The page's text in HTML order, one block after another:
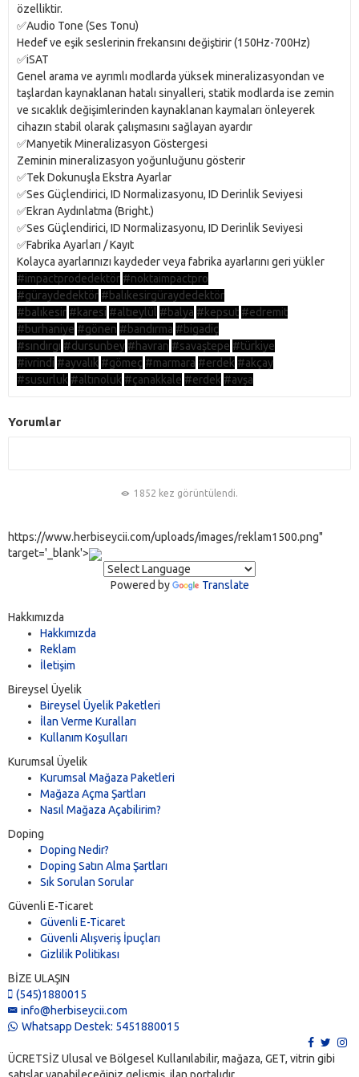
özelliktir.
✅Audio Tone (Ses Tonu)
Hedef ve eşik seslerinin frekansını değiştirir (150Hz-700Hz)
✅iSAT
Genel arama ve ayrımlı modlarda yüksek mineralizasyondan ve
taşlardan kaynaklanan hatalı sinyalleri, statik modlarda ise zemin
ve sıcaklık değişimlerinden kaynaklanan kaymaları önleyerek
cihazın stabil olarak çalışmasını sağlayan ayardır
✅Manyetik Mineralizasyon Göstergesi
Zeminin mineralizasyon yoğunluğunu gösterir
✅Tek Dokunuşla Ekstra Ayarlar
✅Ses Güçlendirici, ID Normalizasyonu, ID Derinlik Seviyesi
✅Ekran Aydınlatma (Bright.)
✅Ses Güçlendirici, ID Normalizasyonu, ID Derinlik Seviyesi
✅Fabrika Ayarları / Kayıt
Kolayca ayarlarınızı kaydeder veya fabrika ayarlarını geri yükler
#impactprodedektör #noktaimpactpro
#güraydedektör #balıkesirgüraydedektör
#balıkesir #karesi #altıeylül #balya #kepsut #edremit
#burhaniye #gönen #bandırma #bigadiç
#sındırgı #dursunbey #havran #savaştepe #türkiye
#ivrindi #ayvalık #gömeç #marmara #erdek #akçay
#susurluk #altınoluk #çanakkale #erdek #avşa
Yorumlar
1852 kez görüntülendi.
https://www.herbiseycii.com/uploads/images/reklam1500.png"
target='_blank'>
Powered by Translate
Hakkımızda
Hakkımızda
Reklam
İletişim
Bireysel Üyelik
Bireysel Üyelik Paketleri
İlan Verme Kuralları
Kullanım Koşulları
Kurumsal Üyelik
Kurumsal Mağaza Paketleri
Mağaza Açma Şartları
Nasıl Mağaza Açabilirim?
Doping
Doping Nedir?
Doping Satın Alma Şartları
Sık Sorulan Sorular
Güvenli E-Ticaret
Güvenli E-Ticaret
Güvenli Alışveriş İpuçları
Gizlilik Politikası
BİZE ULAŞIN
(545)1880015
info@herbiseycii.com
Whatsapp Destek: 5451880015
ÜCRETSİZ Ulusal ve Bölgesel Kullanılabilir, mağaza, GET, vitrin gibi